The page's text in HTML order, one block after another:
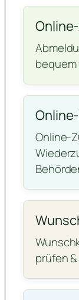
bequem
Online-
prüfen